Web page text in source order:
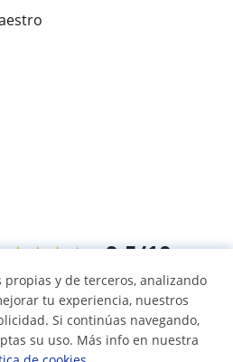
9,5/10
de alumnos
Tusclases.mx
propias y de terceros, analizando
tu experiencia, nuestros
Si continúas navegando,
su uso. Más info en nuestra